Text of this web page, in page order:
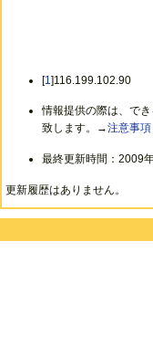
[1 ]116.199.102.90
情報提供の際は、で
致します。→注意事項
最終更新時間：2009
更新履歴はありません。